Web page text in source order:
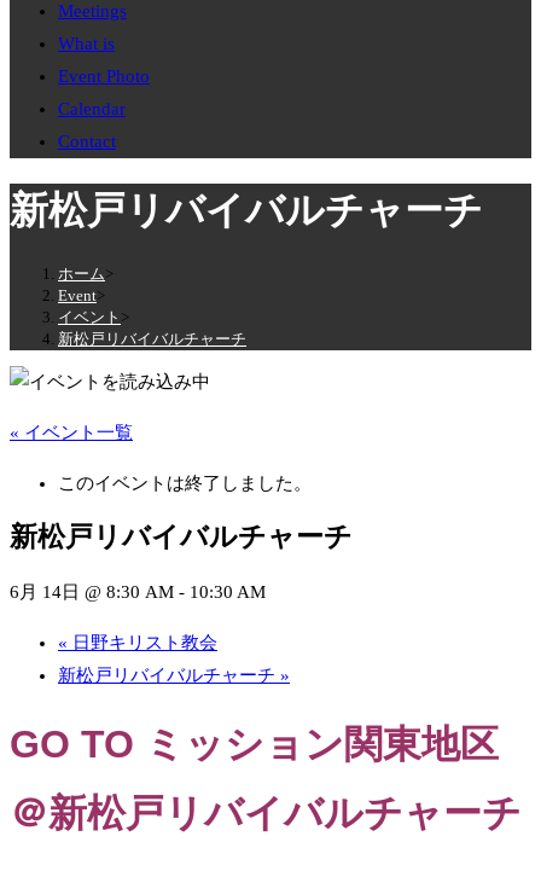
Meetings
What is
Event Photo
Calendar
Contact
新松戸リバイバルチャーチ
ホーム>
Event>
イベント >
新松戸リバイバルチャーチ
« イベント一覧
このイベントは終了しました。
新松戸リバイバルチャーチ
6月 14日 @ 8:30 AM - 10:30 AM
« 日野キリスト教会
新松戸リバイバルチャーチ »
GO TO ミッション関東地区
＠新松戸リバイバルチャーチ